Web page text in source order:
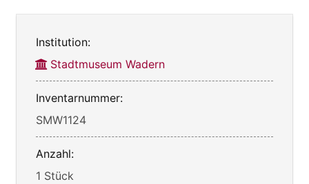
Institution:
Stadtmuseum Wadern
Inventarnummer:
SMW1124
Anzahl:
1 Stück